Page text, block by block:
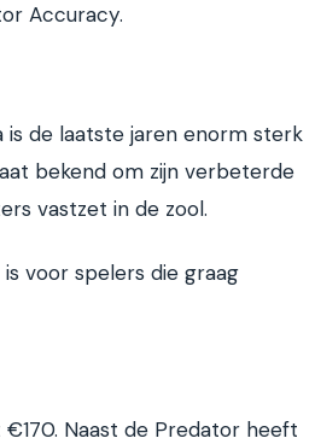
Accuracy.
is de laatste jaren enorm sterk
bekend om zijn verbeterde
vastzet in de zool.
voor spelers die graag
Naast de Predator heeft